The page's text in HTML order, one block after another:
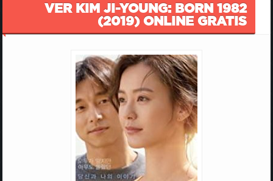
VER KIM JI-YOUNG: BORN 1982
(2019) ONLINE GRATIS